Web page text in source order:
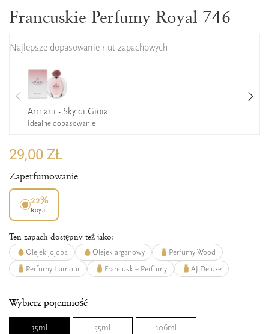
Francuskie Perfumy Royal 746
Najlepsze dopasowanie nut zapachowych
Armani - Sky di Gioia
Idealne dopasowanie
29,00 ZŁ
Zaperfumowanie
22%
Royal
Ten zapach dostępny też jako:
Olejek jojoba Olejek arganowy
Perfumy Wood
Perfumy L'amour
Francuskie Perfumy AJ Deluxe
Wybierz pojemność
35ml 55ml 106ml